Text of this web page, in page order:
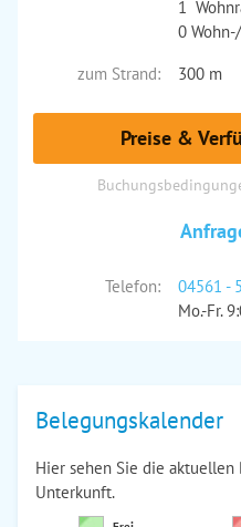
1
0
zum Strand:
300 m
Preise &
Telefon:
04561 -
Mo.-Fr.
Belegungskalender
Hier sehen Sie die aktuellen
Unterkunft.